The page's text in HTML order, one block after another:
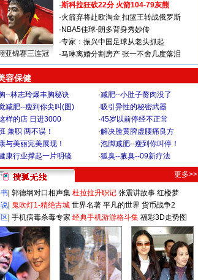
亚锦赛三连冠
·斯科拉狂砍22分 火箭104-79灰熊
·火箭弃将赴欧淘金 扣篮王转战俄罗斯
· NBA5佳球-朗多背身秀妙传
·专家：振兴中国足球从老头抓起
·马琳离婚分割房产 张一不舍几度落泪
容保健
--林志玲爆丰胸秘诀 ·减肥--小肚子赘肉没了
减肥--瘦到你尖叫(图) ·吸引异性的秘密武器
样的店 日进3000 ·45岁以前停经不正常
兼职 两不误！ ·解决脸黄脾虚腰痛良方
与美丽完美展现！ ·泡脚减肥--瘦到你叫停！
康行业撑起一片明镜 ·狐臭--腋臭--09新疗法
更多>>
郭德纲对口相声集 杜拉拉升职记 张震讲故事 红楼梦
鬼吹灯1-精绝古城 世界名著 平凡的世界 货币战争2
手机病毒杀毒专家 经典手机游游格斗集 福彩3D走势图